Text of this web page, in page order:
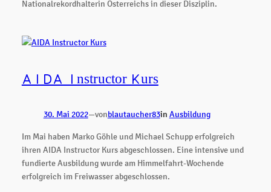
Nationalrekordhalterin Österreichs in dieser Disziplin.
AIDA Instructor Kurs
30. Mai 2022—vonblautaucher83in Ausbildung
Im Mai haben Marko Göhle und Michael Schupp erfolgreich
ihren AIDA Instructor Kurs abgeschlossen. Eine intensive und
fundierte Ausbildung wurde am Himmelfahrt-Wochende
erfolgreich im Freiwasser abgeschlossen.